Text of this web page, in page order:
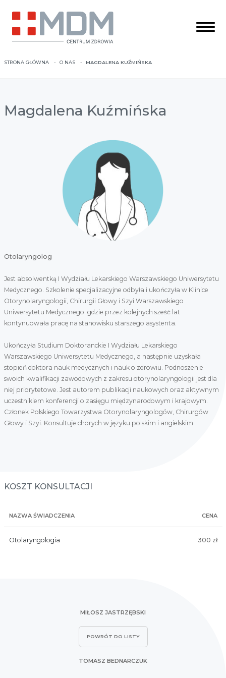
STRONA GŁÓWNA O NAS MAGDALENA KUŹMIŃSKA
Magdalena Kuźmińska
Otolaryngolog
Jest absolwentką I Wydziału Lekarskiego Warszawskiego Uniwersytetu
Medycznego. Szkolenie specjalizacyjne odbyła i ukończyła w Klinice
Otorynolaryngologii, Chirurgii Głowy i Szyi Warszawskiego
Uniwersytetu Medycznego. gdzie przez kolejnych sześć lat
kontynuowała pracę na stanowisku starszego asystenta.
Ukończyła Studium Doktoranckie I Wydziału Lekarskiego
Warszawskiego Uniwersytetu Medycznego, a następnie uzyskała
stopień doktora nauk medycznych i nauk o zdrowiu. Podnoszenie
swoich kwalifikacji zawodowych z zakresu otorynolaryngologii jest dla
niej priorytetowe. Jest autorem publikacji naukowych oraz aktywnym
uczestnikiem konferencji o zasięgu międzynarodowym i krajowym.
Członek Polskiego Towarzystwa Otorynolaryngologów, Chirurgów
Głowy i Szyi. Konsultuje chorych w języku polskim i angielskim.
KOSZT KONSULTACJI
NAZWA ŚWIADCZENIA CENA
Otolaryngologia 300 zł
MIŁOSZ JASTRZĘBSKI
POWRÓT DO LISTY
TOMASZ BEDNARCZUK